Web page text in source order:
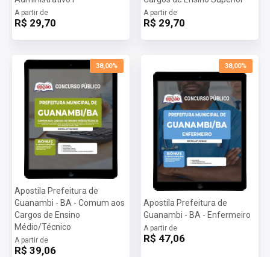
A partir de
R$ 29,70
A partir de
R$ 29,70
38,00%
Apostila Prefeitura de
Guanambi - BA - Comum aos
Cargos de Ensino
Médio/Técnico
A partir de
R$ 39,06
38,00%
Apostila Prefeitura de
Guanambi - BA - Enfermeiro
A partir de
R$ 47,06